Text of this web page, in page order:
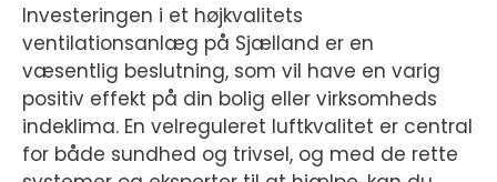
Investeringen i et højkvalitets
ventilationsanlæg på Sjælland er en
væsentlig beslutning, som vil have en varig
positiv effekt på din bolig eller virksomheds
indeklima. En velreguleret luftkvalitet er central
for både sundhed og trivsel, og med de rette